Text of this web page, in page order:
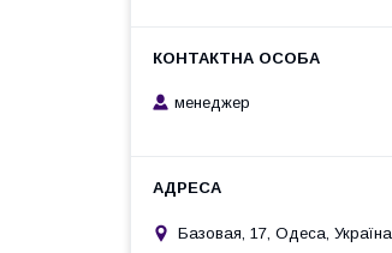
менеджер
Базовая, 17, Одеса, Україна